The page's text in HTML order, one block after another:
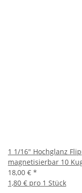
1 1/16" Hochglanz
magnetisierbar 10
18,00 € *
1,80 € pro 1 Stück